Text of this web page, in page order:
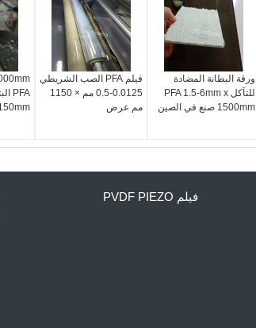
فيلم PFA الصب الشريطي
0.0125-0.5 مم × 1150
مم عرض
ورقة البطانة المضادة
للتآكل PFA 1.5-6mm x
1500mm صنع في الصين
فيلم PVDF PIEZO